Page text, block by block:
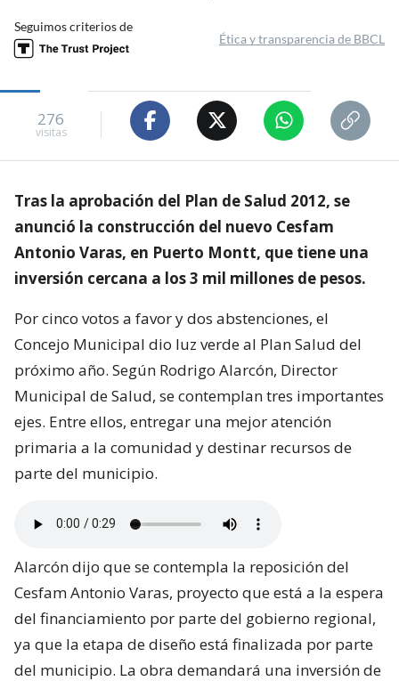
Seguimos criterios de
Ética y transparencia de BBCL
276
visitas
Tras la aprobación del Plan de Salud 2012, se
anunció la construcción del nuevo Cesfam
Antonio Varas, en Puerto Montt, que tiene una
inversión cercana a los 3 mil millones de pesos.
Por cinco votos a favor y dos abstenciones, el
Concejo Municipal dio luz verde al Plan Salud del
próximo año. Según Rodrigo Alarcón, Director
Municipal de Salud, se contemplan tres importantes
ejes. Entre ellos, entregar una mejor atención
primaria a la comunidad y destinar recursos de
parte del municipio.
Alarcón dijo que se contempla la reposición del
Cesfam Antonio Varas, proyecto que está a la espera
del financiamiento por parte del gobierno regional,
ya que la etapa de diseño está finalizada por parte
del municipio. La obra demandará una inversión de